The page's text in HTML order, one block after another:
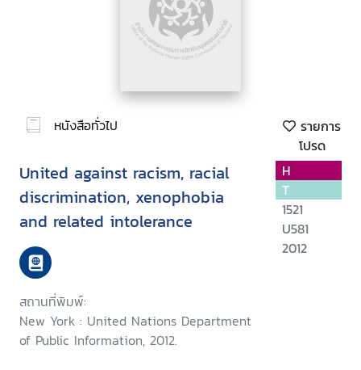
หนังสือทั่วไป
รายการ
โปรด
United against racism, racial
discrimination, xenophobia
and related intolerance
สถานที่พิมพ์:
New York : United Nations Department
of Public Information, 2012.
H
T
1521
U581
2012